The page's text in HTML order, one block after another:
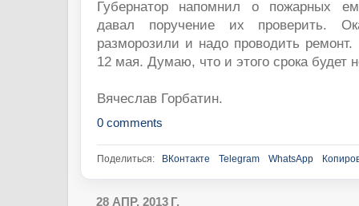
Губернатор напомнил о пожарных
давал поручение их проверить.
разморозили и надо проводить
12 мая. Думаю, что и этого срока будет
Вячеслав Горбатин.
0 comments
Поделиться: ВКонтакте Telegram WhatsApp
28 АПР. 2013 Г.